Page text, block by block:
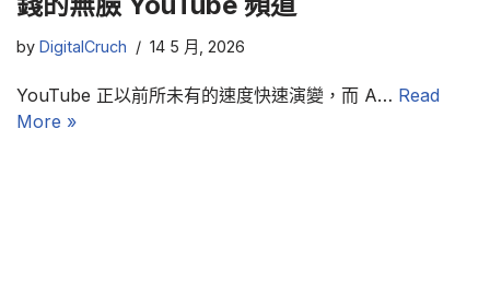
by DigitalCruch 14 5 月, 2026
YouTube 正以前所未有的速度快速演變，而 A… Read
More »